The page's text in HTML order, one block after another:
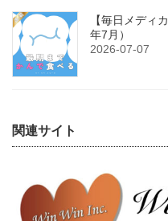
【毎日メディ
年7月）
2026-07-07
関連サイト